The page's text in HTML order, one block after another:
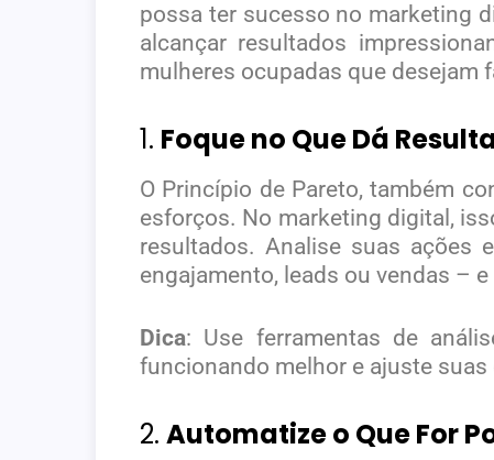
possa ter sucesso no marketing
alcançar resultados
mulheres ocupadas que desejam
1. Foque no Que Dá
O Princípio de Pareto, também
esforços. No marketing digital,
resultados. Analise suas ações
engajamento, leads ou vendas –
Dica: Use ferramentas de
funcionando melhor e ajuste
2. Automatize o Que For